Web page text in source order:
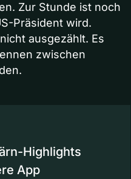
Zur Stunde ist noch
Präsident wird.
ausgezählt. Es
zwischen
Highlights
App